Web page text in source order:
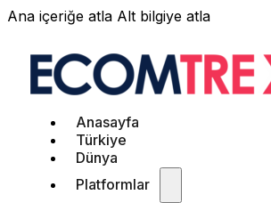
Ana içeriğe atla Alt bilgiye atla
Anasayfa
Türkiye
Dünya
Platformlar